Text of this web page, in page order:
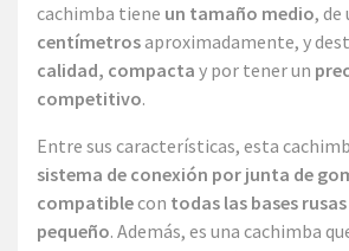
cachimba tiene un tamaño medio, de
centímetrosaproximadamente, y
calidad, compacta y por tener un
competitivo.
Entre sus características, esta
sistema de conexión por junta de
compatiblecon todas las bases
pequeño. Además, es una cachimba